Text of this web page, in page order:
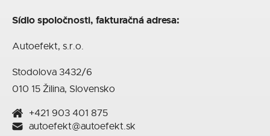
Sídlo spoločnosti, fakturačná adresa:
Autoefekt, s.r.o.
Stodolova 3432/6
010 15 Žilina, Slovensko
+421 903 401 875
autoefekt@autoefekt.sk